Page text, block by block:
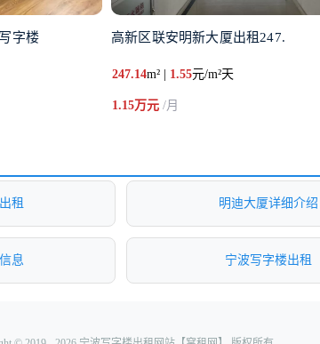
字楼 高新区联安明新大厦出租247.
247.14m² | 1.55元/m²天
1.15万元 /月
租 明迪大厦详细介绍
息 宁波写字楼出租